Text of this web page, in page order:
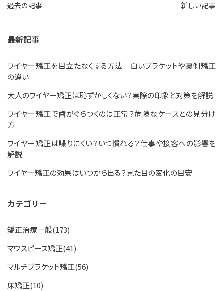
新しい記事
過去の記事
最新記事
ワイヤー矯正を目立たなくする方法｜白いブラケットや裏側矯正
の違い
大人のワイヤー矯正は恥ずかしくない？実際の印象と対策を解説
ワイヤー矯正で歯がぐらつくのは正常？危険なケースとの見分け
方
ワイヤー矯正は喋りにくい？いつ慣れる？仕事や接客への影響を
解説
ワイヤー矯正の効果はいつから出る？見た目の変化の目安
カテゴリー
矯正治療一般(173)
マウスピース矯正(41)
マルチブラケット矯正(56)
床矯正(10)